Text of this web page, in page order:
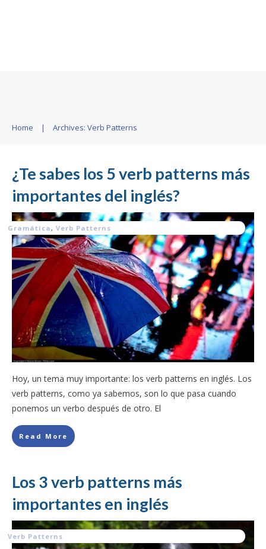
Home | Archives: Verb Patterns
¿Te sabes los 5 verb patterns más
importantes del inglés?
Gramática, Verb Patterns
Hoy, un tema muy importante: los verb patterns en inglés. Los
verb patterns, como ya sabemos, son lo que pasa cuando
ponemos un verbo después de otro. El
Read More
Los 3 verb patterns más
importantes en inglés
Verb Patterns